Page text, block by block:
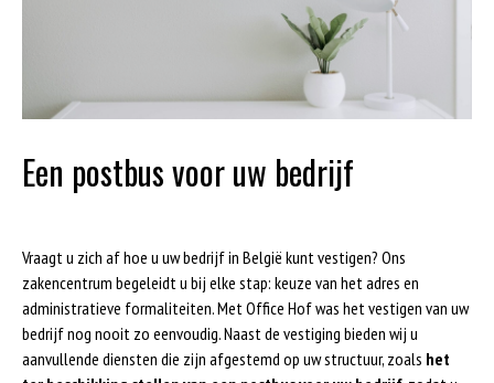
Een postbus voor uw bedrijf
Vraagt u zich af hoe u uw bedrijf in België kunt vestigen? Ons
zakencentrum begeleidt u bij elke stap: keuze van het adres en
administratieve formaliteiten. Met Office Hof was het vestigen van uw
bedrijf nog nooit zo eenvoudig. Naast de vestiging bieden wij u
aanvullende diensten die zijn afgestemd op uw structuur, zoals het